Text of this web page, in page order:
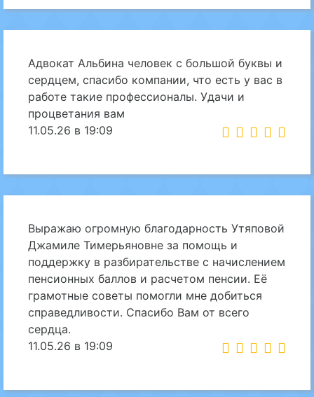
Адвокат Альбина человек с большой буквы и
сердцем, спасибо компании, что есть у вас в
работе такие профессионалы. Удачи и
процветания вам
11.05.26 в 19:09
Выражаю огромную благодарность Утяповой
Джамиле Тимерьяновне за помощь и
поддержку в разбирательстве с начислением
пенсионных баллов и расчетом пенсии. Её
грамотные советы помогли мне добиться
справедливости. Спасибо Вам от всего
сердца.
11.05.26 в 19:09